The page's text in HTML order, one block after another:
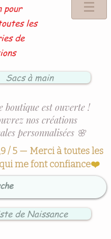
pour
les
de
Sacs à main
est ouverte !
nos créations
personnalisées 🌸
/ 5 — Merci à toutes les
me font confiance❤️
de Naissance